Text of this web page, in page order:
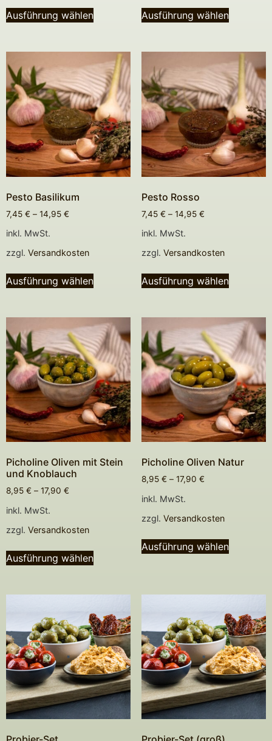
Ausführung wählen Ausführung wählen
Pesto Basilikum
7,45 € – 14,95 €
inkl. MwSt.
zzgl. Versandkosten
Ausführung wählen
Pesto Rosso
7,45 € – 14,95 €
inkl. MwSt.
zzgl. Versandkosten
Ausführung wählen
Picholine Oliven mit Stein
und Knoblauch
8,95 € – 17,90 €
inkl. MwSt.
zzgl. Versandkosten
Ausführung wählen
Picholine Oliven Natur
8,95 € – 17,90 €
inkl. MwSt.
zzgl. Versandkosten
Ausführung wählen